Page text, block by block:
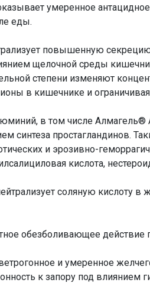
умеренное
еды.
повышенную
щелочной среды
степени изменяют
в кишечнике и
в том числе Алмагель®
синтеза простагландинов.
и эрозивно-
кислота,
соляную кислоту
обезболивающее
и умеренное
к запору под влиянием